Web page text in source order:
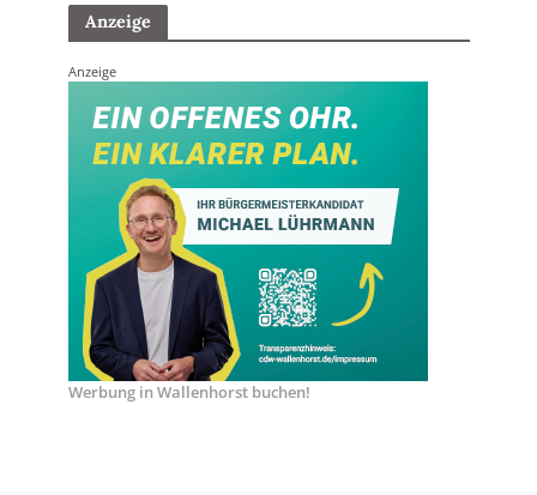
Anzeige
Anzeige
Werbung in Wallenhorst buchen!